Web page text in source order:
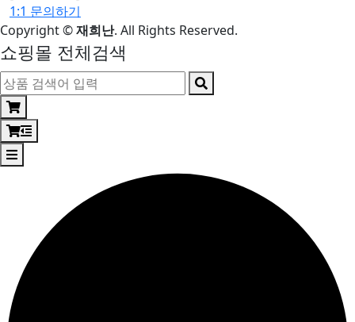
1:1 문의하기
Copyright©재희난. All Rights Reserved.
쇼핑몰 전체검색